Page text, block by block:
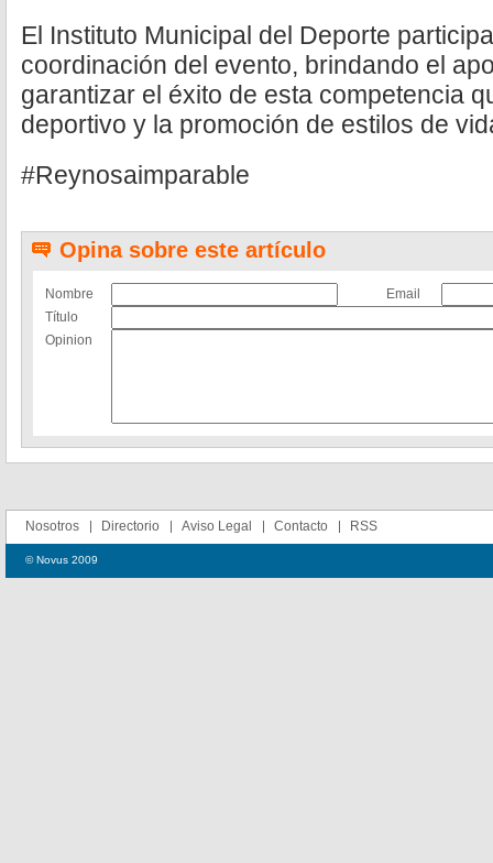
El Instituto Municipal del Deporte
coordinación del evento, brindando el
garantizar el éxito de esta competencia
deportivo y la promoción de estilos de
#Reynosaimparable
Opina sobre este artículo
Nombre
Email
Título
Opinion
Nosotros Directorio Aviso Legal Contacto RSS
© Novus 2009